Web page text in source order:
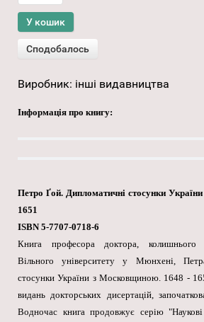
Виробник: інші видавництва
Інформація про книгу:
Петро Ґой. Дипломатичні стосунки
1651
ISBN 5-7707-0718-6
Книга професора доктора, колишнього
Вільного університету у Мюнхені,
стосунки України з Московщиною. 1648 -
видань докторських дисертацій,
Водночас книга продовжує серію